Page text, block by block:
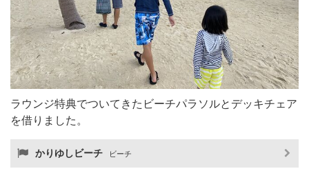
ラウンジ特典でついてきたビーチパラソルとデッキチェア
を借りました。
かりゆしビーチ ビーチ